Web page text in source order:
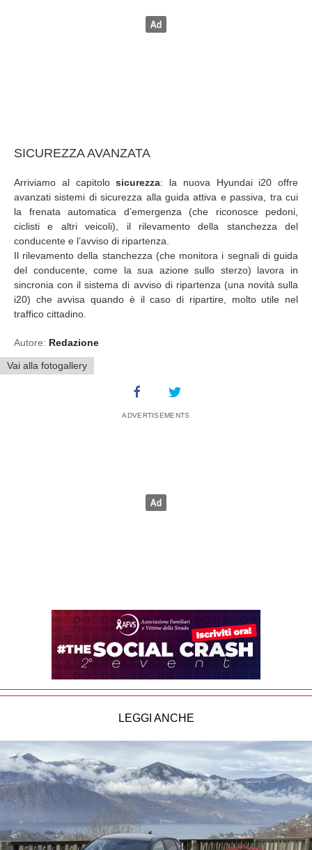
SICUREZZA AVANZATA
Arriviamo al capitolosicurezza: la nuova Hyundai i20 offre
avanzati sistemi di sicurezza alla guida attiva e passiva, tra cui
la frenata automatica d’emergenza (che riconosce pedoni,
ciclisti e altri veicoli), il rilevamento della stanchezza del
conducente e l’avviso di ripartenza.
Il rilevamento della stanchezza (che monitora i segnali di guida
del conducente, come la sua azione sullo sterzo) lavora in
sincronia con il sistema di avviso di ripartenza (una novità sulla
i20) che avvisa quando è il caso di ripartire, molto utile nel
traffico cittadino.
Autore: Redazione
Vai alla fotogallery
LEGGI ANCHE